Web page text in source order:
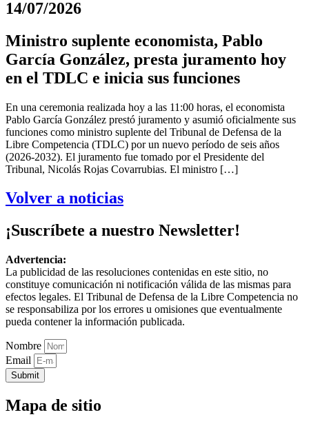
14/07/2026
Ministro suplente economista, Pablo
García González, presta juramento hoy
en el TDLC e inicia sus funciones
En una ceremonia realizada hoy a las 11:00 horas, el economista
Pablo García González prestó juramento y asumió oficialmente sus
funciones como ministro suplente del Tribunal de Defensa de la
Libre Competencia (TDLC) por un nuevo período de seis años
(2026-2032). El juramento fue tomado por el Presidente del
Tribunal, Nicolás Rojas Covarrubias. El ministro […]
Volver a noticias
¡Suscríbete a nuestro Newsletter!
Advertencia:
La publicidad de las resoluciones contenidas en este sitio, no
constituye comunicación ni notificación válida de las mismas para
efectos legales. El Tribunal de Defensa de la Libre Competencia no
se responsabiliza por los errores u omisiones que eventualmente
pueda contener la información publicada.
Nombre
Email
Submit
Mapa de sitio